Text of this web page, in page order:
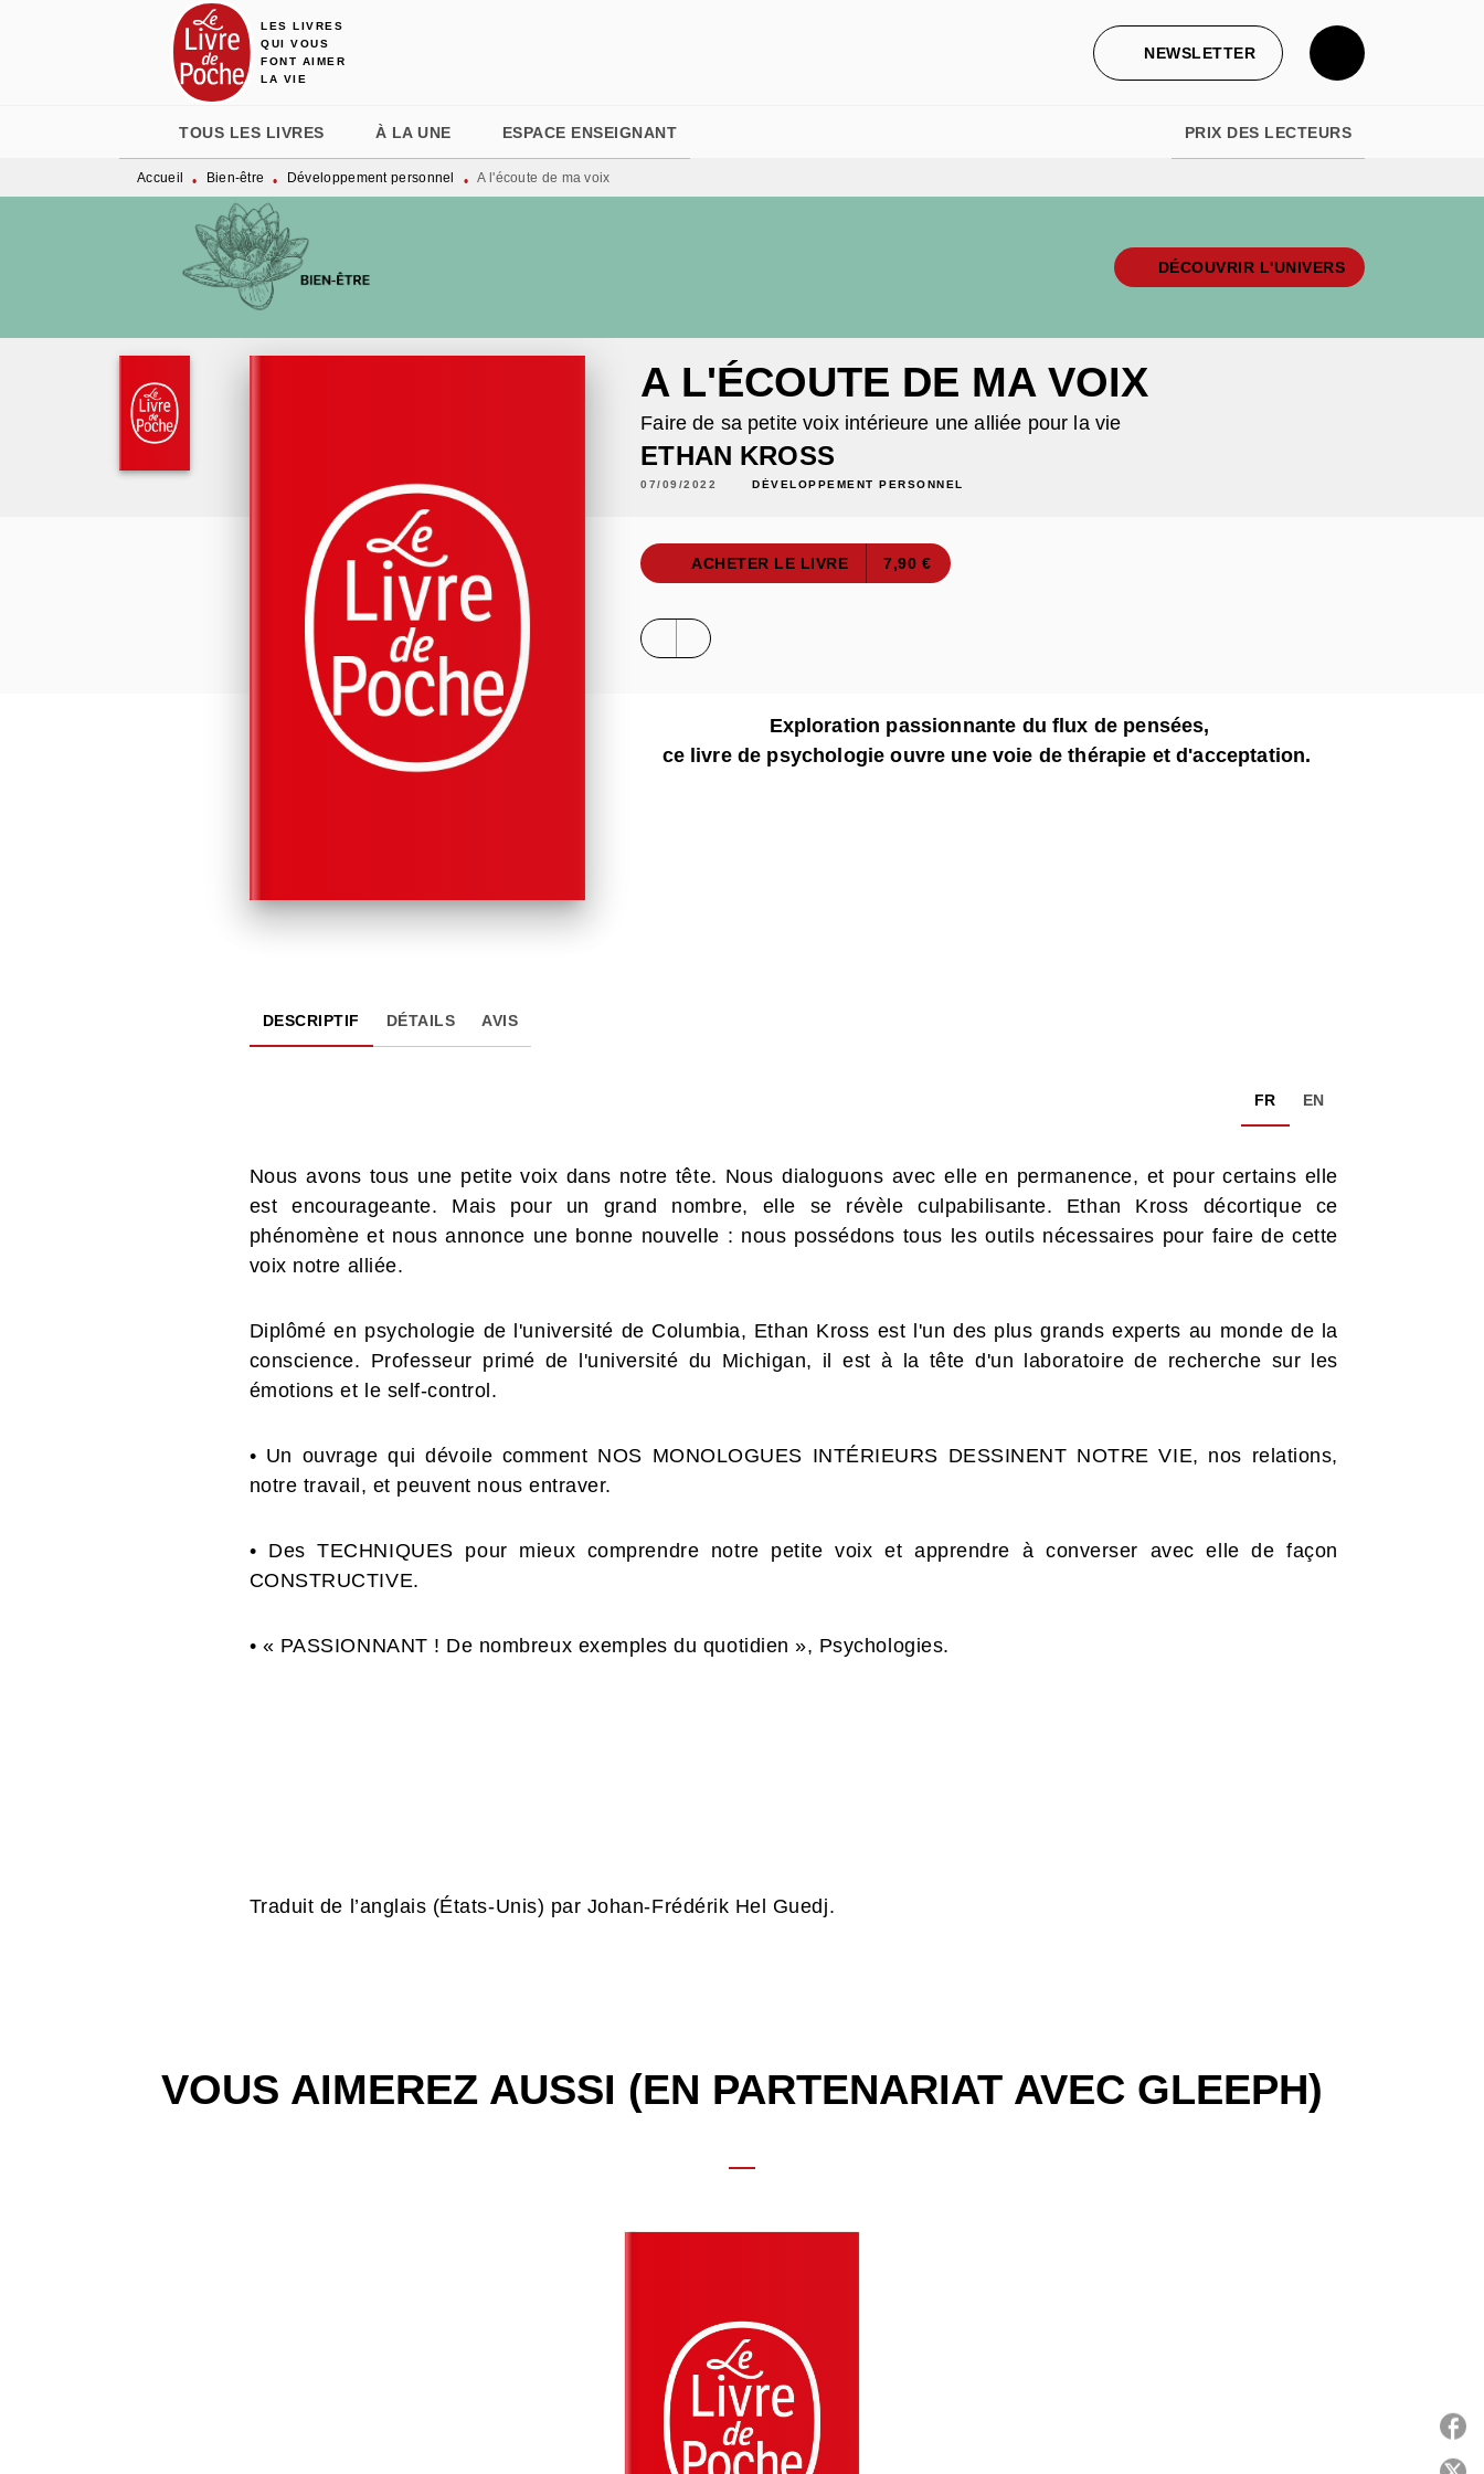
MENU RECHERCHE
LES LIVRES
QUI VOUS
FONT AIMER
LA VIE
NEWSLETTER
TOUS LES LIVRES À LA UNE ESPACE ENSEIGNANT PRIX DES LECTEURS
Accueil • Bien-être • Développement personnel • A l'écoute de ma voix
DÉCOUVRIR L'UNIVERS
A L'ÉCOUTE DE MA VOIX
Faire de sa petite voix intérieure une alliée pour la vie
ETHAN KROSS
07/09/2022 DÉVELOPPEMENT PERSONNEL
ACHETER LE LIVRE 7,90 €
Exploration passionnante du flux de pensées,
ce livre de psychologie ouvre une voie de thérapie et d'acceptation.
DESCRIPTIF DÉTAILS AVIS
FR EN
Nous avons tous une petite voix dans notre tête. Nous dialoguons avec elle en permanence, et pour certains elle
est encourageante. Mais pour un grand nombre, elle se révèle culpabilisante. Ethan Kross décortique ce
phénomène et nous annonce une bonne nouvelle : nous possédons tous les outils nécessaires pour faire de cette
voix notre alliée.
Diplômé en psychologie de l'université de Columbia, Ethan Kross est l'un des plus grands experts au monde de la
conscience. Professeur primé de l'université du Michigan, il est à la tête d'un laboratoire de recherche sur les
émotions et le self-control.
• Un ouvrage qui dévoile comment NOS MONOLOGUES INTÉRIEURS DESSINENT NOTRE VIE, nos relations,
notre travail, et peuvent nous entraver.
• Des TECHNIQUES pour mieux comprendre notre petite voix et apprendre à converser avec elle de façon
CONSTRUCTIVE.
• « PASSIONNANT ! De nombreux exemples du quotidien », Psychologies.
Traduit de l’anglais (États-Unis) par Johan-Frédérik Hel Guedj.
VOUS AIMEREZ AUSSI (EN PARTENARIAT AVEC GLEEPH)